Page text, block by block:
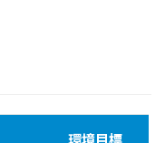
環境目標